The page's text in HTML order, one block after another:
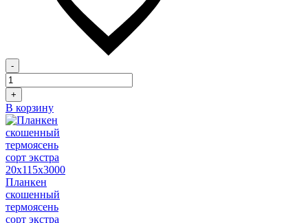
-
+
В корзину
Планкен
скошенный
термоясень
сорт экстра